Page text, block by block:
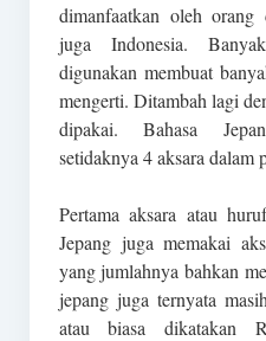
dimanfaatkan oleh
juga Indonesia.
digunakan membuat
mengerti. Ditambah lagi
dipakai. Bahasa
setidaknya 4 aksara dalam
Pertama aksara atau
Jepang juga memakai
yang jumlahnya bahkan
jepang juga ternyata
atau biasa dikatakan